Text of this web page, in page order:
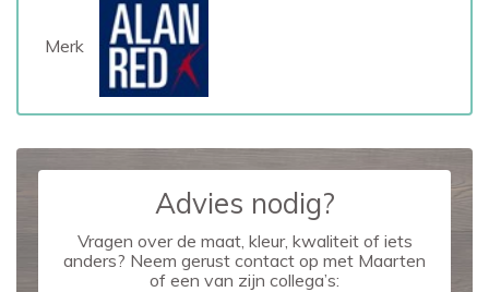
Merk
Advies nodig?
Vragen over de maat, kleur, kwaliteit of iets
anders? Neem gerust contact op met Maarten
of een van zijn collega’s: